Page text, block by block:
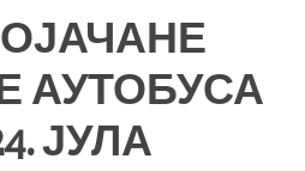
АУТОБУСА
ЈУЛА